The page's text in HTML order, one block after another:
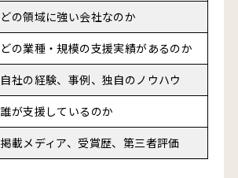
どの領域に強い会社なのか
どの業種・規模の支援実績があるのか
自社の経験、事例、独自のノウハウ
誰が支援しているのか
掲載メディア、受賞歴、第三者評価